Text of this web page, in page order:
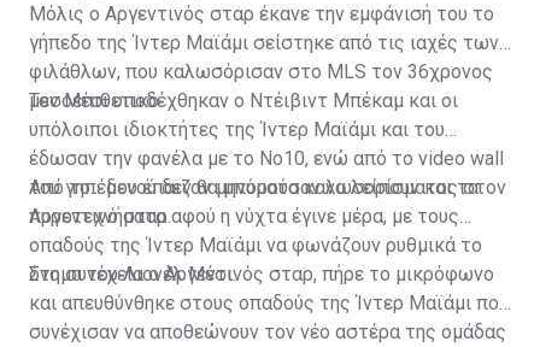
Μόλις ο Αργεντινός σταρ έκανε την εμφάνισή του το
γήπεδο της Ίντερ Μαϊάμι σείστηκε από τις ιαχές των
φιλάθλων, που καλωσόρισαν στο MLS τον 36χρονος
μεσοεπιθετικό.
Τον Μέσι υποδέχθηκαν ο Ντέιβιντ Μπέκαμ και οι
υπόλοιποι ιδιοκτήτες της Ίντερ Μαϊάμι και του
έδωσαν την φανέλα με το Νο10, ενώ από το video wall
του γηπέδου έπαιζαν μηνύματα καλωσορίσματος στον
Αργεντινό σταρ.
Από το... μενού δεν θα μπορούσαν να λείπουν και τα
πυροτεχνήματα αφού η νύχτα έγινε μέρα, με τους
οπαδούς της Ίντερ Μαϊάμι να φωνάζουν ρυθμικά το
όνομα του Λιονέλ Μέσι.
Στη συνέχεια ο Αργεντινός σταρ, πήρε το μικρόφωνο
και απευθύνθηκε στους οπαδούς της Ίντερ Μαϊάμι που
συνέχισαν να αποθεώνουν τον νέο αστέρα της ομάδας